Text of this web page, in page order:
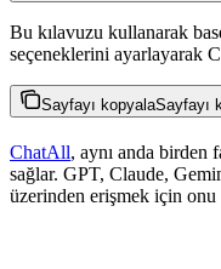
Bu kılavuzu kullanarak
seçeneklerini ayarlayarak
Sayfayı kopyalaSayfayı
ChatAll, aynı anda birden
sağlar. GPT, Claude,
üzerinden erişmek için onu